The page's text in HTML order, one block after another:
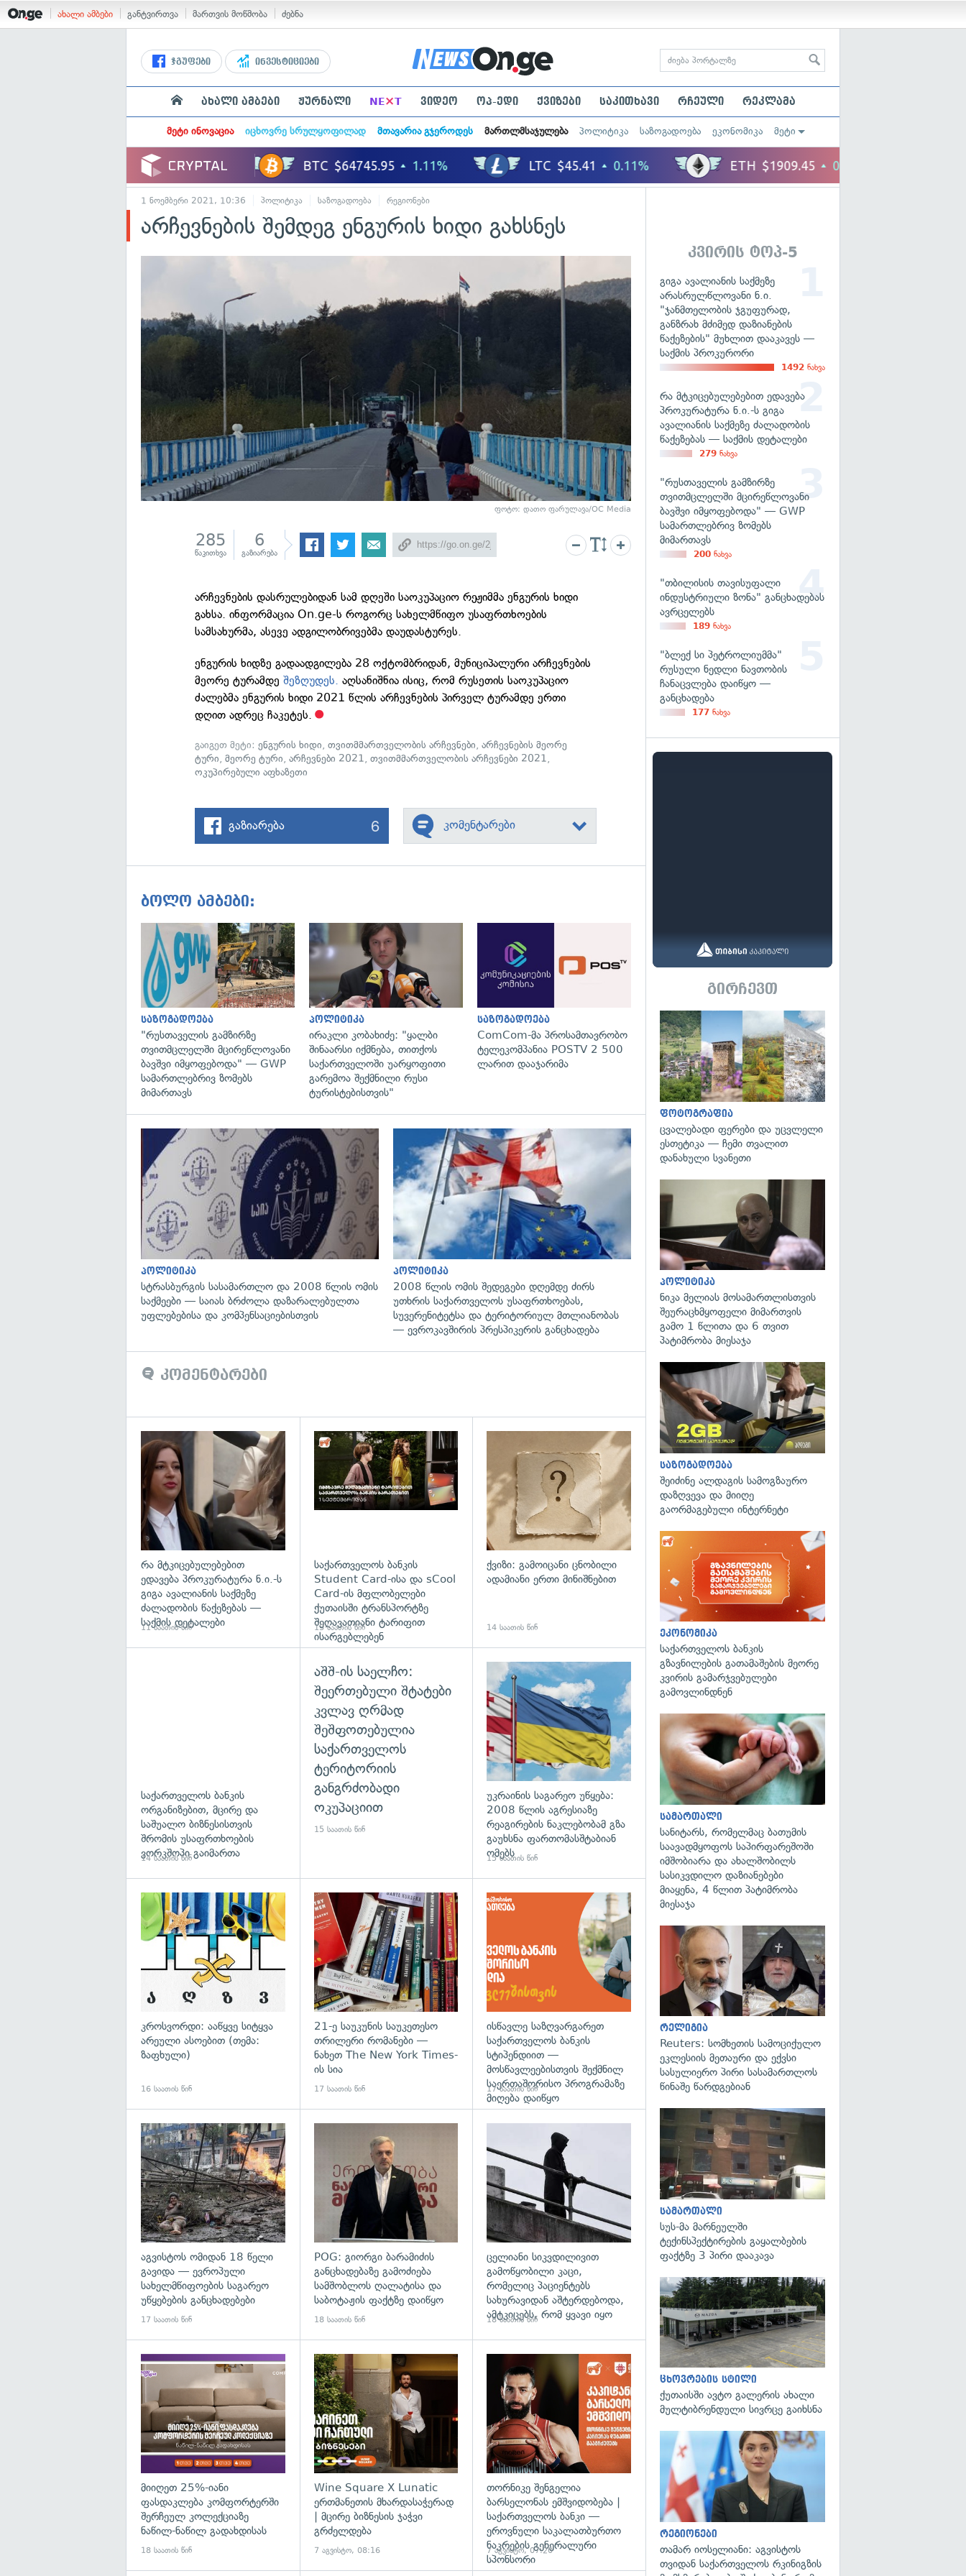
ახალი ამბები განტვირთვა მართვის მოწმობა ძებნა
ჯგუფები ინვესტიციები
ახალი ამბები ჟურნალი NE×T ვიდეო ოპ-ედი ქვიზები საკითხავი რჩეული რეკლამა
მეტი ინოვაცია იცხოვრე სრულყოფილად მთავარია გჯეროდეს მართლმსაჯულება პოლიტიკა საზოგადოება ეკონომიკა მეტი
1 ნოემბერი 2021, 10:36 პოლიტიკა საზოგადოება რეგიონები
არჩევნების შემდეგ ენგურის ხიდი გახსნეს
ფოტო: დათო ფარულავა/OC Media
285
წაკითხვა
6
გაზიარება
არჩევნების დასრულებიდან სამ დღეში საოკუპაციო რეჟიმმა ენგურის ხიდი
გახსა. ინფორმაცია On.ge-ს როგორც სახელმწიფო უსაფრთხოების
სამსახურმა, ასევე ადგილობრივებმა დაუდასტურეს.
ენგურის ხიდზე გადაადგილება 28 ოქტომბრიდან, მუნიციპალური არჩევნების
მეორე ტურამდეშეზღუდეს. აღსანიშნია ისიც, რომ რუსეთის საოკუპაციო
ძალებმა ენგურის ხიდი 2021 წლის არჩევნების პირველ ტურამდე ერთი
დღით ადრეც ჩაკეტეს.
გაიგეთ მეტი:ენგურის ხიდი,თვითმმართველობის არჩევნები,არჩევნების მეორე
ტური,მეორე ტური,არჩევნები 2021,თვითმმართველობის არჩევნები 2021,
ოკუპირებული აფხაზეთი
გაზიარება 6 კომენტარები
ბოლო ამბები:
საზოგადოება
"რუსთაველის გამზირზე
თვითმცლელში მცირეწლოვანი
ბავშვი იმყოფებოდა" — GWP
სამართლებრივ ზომებს
მიმართავს
პოლიტიკა
ირაკლი კობახიძე: "ყალბი
შინაარსი იქმნება, თითქოს
საქართველოში უარყოფითი
გარემოა შექმნილი რუსი
ტურისტებისთვის"
საზოგადოება
ComCom-მა პროსამთავრობო
ტელეკომპანია POSTV 2 500
ლარით დააჯარიმა
გადახედვა
პოლიტიკა
სტრასბურგის სასამართლო და 2008 წლის ომის
საქმეები — საიას ბრძოლა დაზარალებულთა
უფლებებისა და კომპენსაციებისთვის
გადახედვა
პოლიტიკა
2008 წლის ომის შედეგები დღემდე ძირს
უთხრის საქართველოს უსაფრთხოებას,
სუვერენიტეტსა და ტერიტორიულ მთლიანობას
— ევროკავშირის პრესპიკერის განცხადება
კომენტარები
გადახედვა
რა მტკიცებულებებით
ედავება პროკურატურა ნ.ი.-ს
გიგა ავალიანის საქმეზე
ძალადობის წაქეზებას —
საქმის დეტალები
11 საათის წინ
საქართველოს ბანკის
Student Card-ისა და sCool
Card-ის მფლობელები
ქუთაისში ტრანსპორტზე
შეღავათიანი ტარიფით
ისარგებლებენ
13 საათის წინ
ქვიზი: გამოიცანი ცნობილი
ადამიანი ერთი მინიშნებით
14 საათის წინ
საქართველოს ბანკის
ორგანიზებით, მცირე და
საშუალო ბიზნესისთვის
შრომის უსაფრთხოების
ვორკშოპი გაიმართა
14 საათის წინ
აშშ-ის საელჩო:
შეერთებული შტატები
კვლავ ღრმად
შეშფოთებულია
საქართველოს
ტერიტორიის
განგრძობადი
ოკუპაციით
15 საათის წინ
გადახედვა
უკრაინის საგარეო უწყება:
2008 წლის აგრესიაზე
რეაგირების ნაკლებობამ გზა
გაუხსნა ფართომასშტაბიან
ომებს
15 საათის წინ
გადახედვა
კროსვორდი: ააწყვე სიტყვა
არეული ასოებით (თემა:
ზაფხული)
16 საათის წინ
გადახედვა
21-ე საუკუნის საუკეთესო
თრილერი რომანები —
ნახეთ The New York Times-
ის სია
17 საათის წინ
ისწავლე საზღვარგარეთ
საქართველოს ბანკის
სტიპენდიით —
მოსწავლეებისთვის შექმნილ
საერთაშორისო პროგრამაზე
მიღება დაიწყო
17 საათის წინ
აგვისტოს ომიდან 18 წელი
გავიდა — ევროპული
სახელმწიფოების საგარეო
უწყებების განცხადებები
17 საათის წინ
POG: გიორგი ბარამიძის
განცხადებაზე გამოძიება
სამშობლოს ღალატისა და
საბოტაჟის ფაქტზე დაიწყო
18 საათის წინ
გადახედვა
ცელიანი სიკვდილივით
გამოწყობილი კაცი,
რომელიც პაციენტებს
სახურავიდან აშტერდებოდა,
ამტკიცებს, რომ ყვავი იყო
18 საათის წინ
მიიღეთ 25%-იანი
ფასდაკლება კომფორტერში
შერჩეულ კოლექციაზე
ნაწილ-ნაწილ გადახდისას
18 საათის წინ
Wine Square X Lunatic
ერთმანეთის მხარდასაჭერად
| მცირე ბიზნესის ჯაჭვი
გრძელდება
7 აგვისტო, 08:16
თორნიკე შენგელია
ბარსელონას ემშვიდობება |
საქართველოს ბანკი —
ეროვნული საკალათბურთო
ნაკრების გენერალური
სპონსორი
7 აგვისტო, 07:20
კვირის ტოპ-5
გიგა ავალიანის საქმეზე
არასრულწლოვანი ნ.ი.
"ჯანმთელობის ჯგუფურად,
განზრახ მძიმედ დაზიანების
წაქეზების" მუხლით დააკავეს —
საქმის პროკურორი
1492 ნახვა
რა მტკიცებულებებით ედავება
პროკურატურა ნ.ი.-ს გიგა
ავალიანის საქმეზე ძალადობის
წაქეზებას — საქმის დეტალები
279 ნახვა
"რუსთაველის გამზირზე
თვითმცლელში მცირეწლოვანი
ბავშვი იმყოფებოდა" — GWP
სამართლებრივ ზომებს
მიმართავს
200 ნახვა
"თბილისის თავისუფალი
ინდუსტრიული ზონა" განცხადებას
ავრცელებს
189 ნახვა
"ბლექ სი პეტროლიუმმა"
რუსული ნედლი ნავთობის
ჩანაცვლება დაიწყო —
განცხადება
177 ნახვა
გირჩევთ
ფოტოგრაფია
ცვალებადი ფერები და უცვლელი
ესთეტიკა — ჩემი თვალით
დანახული სვანეთი
პოლიტიკა
ნიკა მელიას მოსამართლისთვის
შეურაცხმყოფელი მიმართვის
გამო 1 წლითა და 6 თვით
პატიმრობა მიესაჯა
საზოგადოება
შეიძინე ალდაგის სამოგზაურო
დაზღვევა და მიიღე
გაორმაგებული ინტერნეტი
ეკონომიკა
საქართველოს ბანკის
გზავნილების გათამაშების მეორე
კვირის გამარჯვებულები
გამოვლინდნენ
სამართალი
სანიტარს, რომელმაც ბათუმის
საავადმყოფოს საპირფარეშოში
იმშობიარა და ახალშობილს
სასიკვდილო დაზიანებები
მიაყენა, 4 წლით პატიმრობა
მიესაჯა
რელიგია
Reuters: სომხეთის სამოციქულო
ეკლესიის მეთაური და ექვსი
სასულიერო პირი სასამართლოს
წინაშე წარდგებიან
სამართალი
სუს-მა მარნეულში
ტექინსპექტირების გაყალბების
ფაქტზე 3 პირი დააკავა
ცხოვრების სტილი
ქუთაისში ავტო გალერის ახალი
მულტიბრენდული სივრცე გაიხსნა
რეგიონები
თამარ იოსელიანი: აგვისტოს
თვიდან საქართველოს რკინიგზის